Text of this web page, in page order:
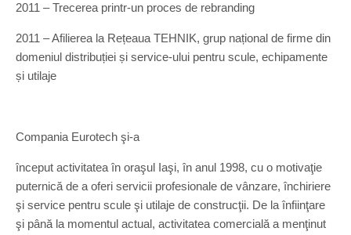
2011 – Trecerea printr-un proces de rebranding
2011 – Afilierea la Rețeaua TEHNIK, grup național de firme din
domeniul distribuției și service-ului pentru scule, echipamente
și utilaje
Compania Eurotech şi-a
început activitatea în oraşul Iaşi, în anul 1998, cu o motivaţie
puternică de a oferi servicii profesionale de vânzare, închiriere
şi service pentru scule şi utilaje de construcţii. De la înfiinţare
şi până la momentul actual, activitatea comercială a menţinut